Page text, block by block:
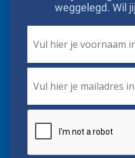
weggelegd. Wil
Name *